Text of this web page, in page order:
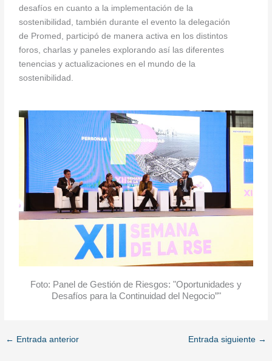
desafíos en cuanto a la implementación de la
sostenibilidad, también durante el evento la delegación
de Promed, participó de manera activa en los distintos
foros, charlas y paneles explorando así las diferentes
tenencias y actualizaciones en el mundo de la
sostenibilidad.
Foto: Panel de Gestión de Riesgos: "Oportunidades y
Desafíos para la Continuidad del Negocio”"
← Entrada anterior Entrada siguiente →